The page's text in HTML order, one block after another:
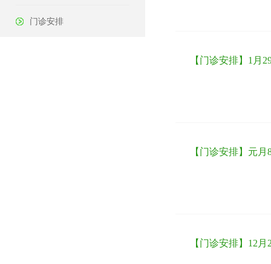
门诊安排
【门诊安排】1月
【门诊安排】元
【门诊安排】12